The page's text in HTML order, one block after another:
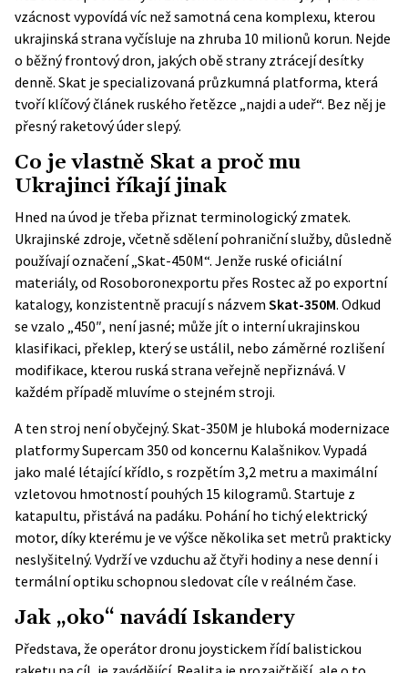
vzácnost vypovídá víc než samotná cena komplexu, kterou
ukrajinská strana vyčísluje na zhruba 10 milionů korun. Nejde
o běžný frontový dron, jakých obě strany ztrácejí desítky
denně. Skat je specializovaná průzkumná platforma, která
tvoří klíčový článek ruského řetězce „najdi a udeř“. Bez něj je
přesný raketový úder slepý.
Co je vlastně Skat a proč mu
Ukrajinci říkají jinak
Hned na úvod je třeba přiznat terminologický zmatek.
Ukrajinské zdroje, včetně sdělení pohraniční služby, důsledně
používají označení „Skat-450M“. Jenže ruské oficiální
materiály, od Rosoboronexportu přes Rostecaž po exportní
katalogy, konzistentně pracují s názvem Skat-350M. Odkud
se vzalo „450″, není jasné; může jít o interní ukrajinskou
klasifikaci, překlep, který se ustálil, nebo záměrné rozlišení
modifikace, kterou ruská strana veřejně nepřiznává. V
každém případě mluvíme o stejném stroji.
A ten stroj není obyčejný. Skat-350M je hluboká modernizace
platformy Supercam 350 od koncernu Kalašnikov. Vypadá
jako malé létající křídlo, s rozpětím 3,2 metru a maximální
vzletovou hmotností pouhých 15 kilogramů. Startuje z
katapultu, přistává na padáku. Pohání ho tichý elektrický
motor, díky kterému je ve výšce několika set metrů prakticky
neslyšitelný. Vydrží ve vzduchu až čtyři hodiny a nese denní i
termální optiku schopnou sledovat cíle v reálném čase.
Jak „oko“ navádí Iskandery
Představa, že operátor dronu joystickem řídí balistickou